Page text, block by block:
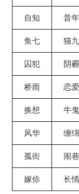
自知 昔年
鱼七 猫九
囚犯 阴霾
桥雨 恋爱
换想 牛鬼
风华 缠绵
孤街 闹巷
嫁伱 长情